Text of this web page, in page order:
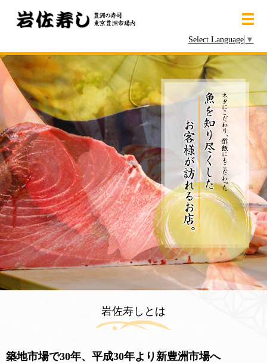
Select Language ▼
メ
岩佐寿しとは
築地市場で30年、平成30年より新豊洲市場へ